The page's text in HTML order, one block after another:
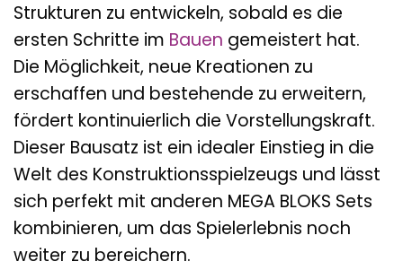
Strukturen zu entwickeln, sobald es die
ersten Schritte im Bauen gemeistert hat.
Die Möglichkeit, neue Kreationen zu
erschaffen und bestehende zu erweitern,
fördert kontinuierlich die Vorstellungskraft.
Dieser Bausatz ist ein idealer Einstieg in die
Welt des Konstruktionsspielzeugs und lässt
sich perfekt mit anderen MEGA BLOKS Sets
kombinieren, um das Spielerlebnis noch
weiter zu bereichern.